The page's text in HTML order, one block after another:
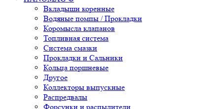
Вкладыши коренные
Водяные помпы / Прокладки
Коромысла клапанов
Топливная система
Система смазки
Прокладки и Сальники
Кольца поршневые
Другое
Коллекторы выпускные
Распредвалы
Форсунки и распылители